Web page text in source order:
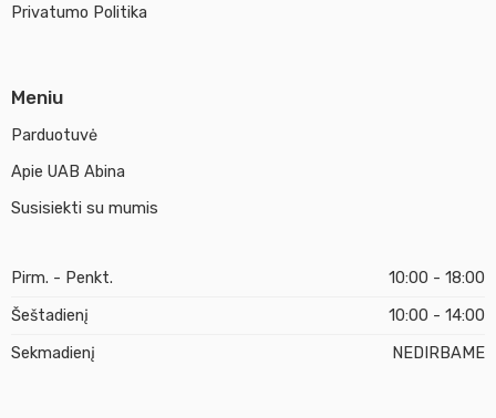
Privatumo Politika
Meniu
Parduotuvė
Apie UAB Abina
Susisiekti su mumis
Pirm. - Penkt.
10:00 - 18:00
Šeštadienį
10:00 - 14:00
Sekmadienį
NEDIRBAME